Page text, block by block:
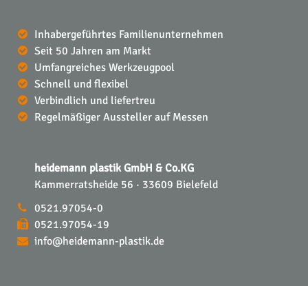
Inhabergeführtes Familienunternehmen
Seit 50 Jahren am Markt
Umfangreiches Werkzeugpool
Schnell und flexibel
Verbindlich und liefertreu
Regelmäßiger Aussteller auf Messen
heidemann plastik GmbH & Co.KG
Kammerratsheide 56 · 33609 Bielefeld
0521.97054-0
0521.97054-19
info@heidemann-plastik.de